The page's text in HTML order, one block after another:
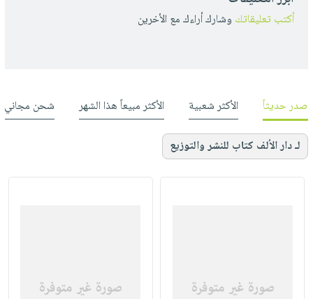
أكتب تعليقاتك وشارك أراءك مع الأخرين
صدر حديثاً الأكثر شعبية الأكثر مبيعاً هذا الشهر شحن مجاني
لـ دار الألف كتاب للنشر والتوزيع